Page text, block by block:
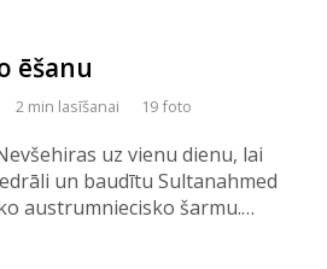
ēšanu
2 min lasīšanai 19 foto
uz vienu dienu, lai
un baudītu Sultanahmed
austrumniecisko šarmu.…